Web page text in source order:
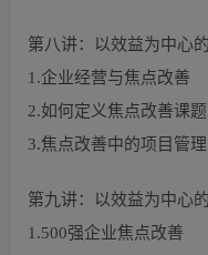
第八讲：以效益为中心
1.企业经营与焦点改善
2.如何定义焦点改善课题
3.焦点改善中的项目管理
第九讲：以效益为中心
1.500强企业焦点改善